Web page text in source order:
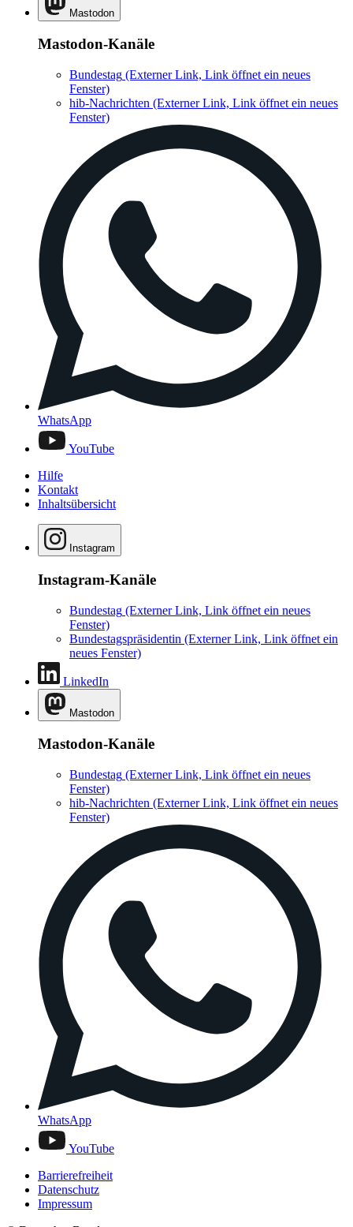
Mastodon
Mastodon-Kanäle
Bundestag (Externer Link, Link öffnet ein neues
Fenster)
hib-Nachrichten (Externer Link, Link öffnet ein neues
Fenster)
WhatsApp
YouTube
Hilfe
Kontakt
Inhaltsübersicht
Instagram
Instagram-Kanäle
Bundestag (Externer Link, Link öffnet ein neues
Fenster)
Bundestagspräsidentin (Externer Link, Link öffnet ein
neues Fenster)
LinkedIn
Mastodon
Mastodon-Kanäle
Bundestag (Externer Link, Link öffnet ein neues
Fenster)
hib-Nachrichten (Externer Link, Link öffnet ein neues
Fenster)
WhatsApp
YouTube
Barrierefreiheit
Datenschutz
Impressum